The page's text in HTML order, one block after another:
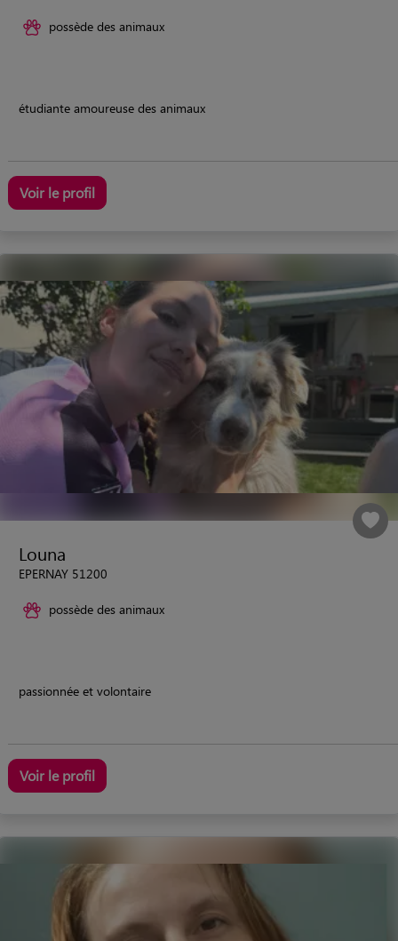
possède des animaux
étudiante amoureuse des animaux
Voir le profil
Louna
EPERNAY 51200
possède des animaux
passionnée et volontaire
Voir le profil